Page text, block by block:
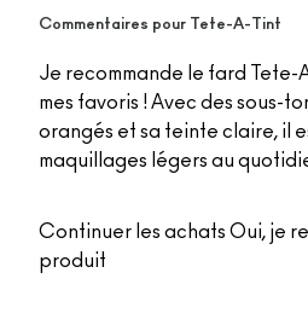
Commentaires pour Tete-A-Tint
Je recommande le fard Tete-
mes favoris ! Avec des sous-
orangés et sa teinte claire, il
maquillages légers au
Continuer les achats Oui, je
produit